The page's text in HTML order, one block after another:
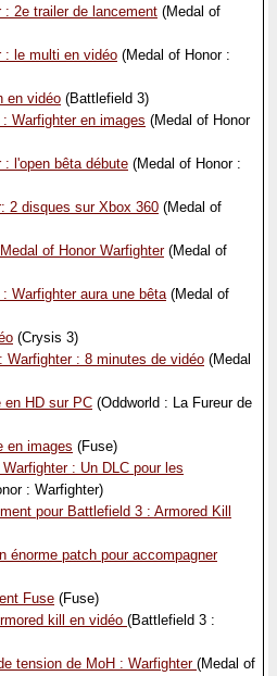
: 2e trailer de lancement (Medal of
: le multi en vidéo (Medal of Honor :
en vidéo (Battlefield 3)
Warfighter en images (Medal of Honor
: l'open bêta débute (Medal of Honor :
2 disques sur Xbox 360 (Medal of
of Honor Warfighter(Medal of
Warfighter aura une bêta(Medal of
(Crysis 3)
Warfighter : 8 minutes de vidéo (Medal
en HD sur PC (Oddworld : La Fureur de
en images (Fuse)
: Un DLC pour les
: Warfighter)
pour Battlefield 3 : Armored Kill
énorme patch pour accompagner
Fuse (Fuse)
kill en vidéo (Battlefield 3 :
tension de MoH : Warfighter (Medal of